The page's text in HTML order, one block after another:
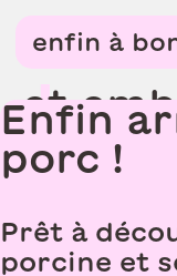
enfin à
éc o u
et emb
Enfin
porc !
Prêt à
porcine et